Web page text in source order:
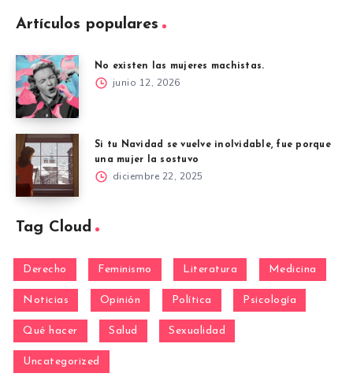
Artículos populares
No existen las mujeres machistas.
junio 12, 2026
Si tu Navidad se vuelve inolvidable, fue porque
una mujer la sostuvo
diciembre 22, 2025
Tag Cloud
Derecho Feminismo Literatura Medicina
Noticias Opinión Política Psicología
Qué hacer Salud Sexualidad
Uncategorized